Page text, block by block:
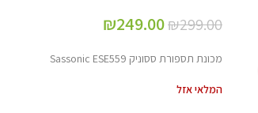
₪299.00
₪249.00
מכונת תספורת ססוניק Sassonic ESE559
המלאי אזל